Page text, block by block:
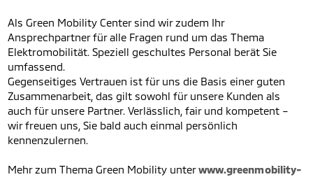
Als Green Mobility Center sind wir zudem Ihr
Ansprechpartner für alle Fragen rund um das Thema
Elektromobilität. Speziell geschultes Personal berät Sie
umfassend.
Gegenseitiges Vertrauen ist für uns die Basis einer guten
Zusammenarbeit, das gilt sowohl für unsere Kunden als
auch für unsere Partner. Verlässlich, fair und kompetent –
wir freuen uns, Sie bald auch einmal persönlich
kennenzulernen.
Mehr zum Thema Green Mobility unterwww.greenmobility-